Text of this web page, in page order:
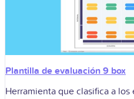
Plantilla de evaluación 9 box
Herramienta que clasifica a los